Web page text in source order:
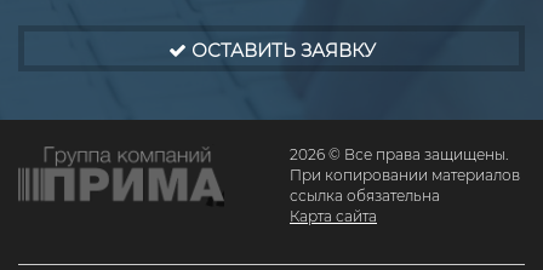
ОСТАВИТЬ ЗАЯВКУ
2026 © Все права защищены.
При копировании материалов
ссылка обязательна
Карта сайта